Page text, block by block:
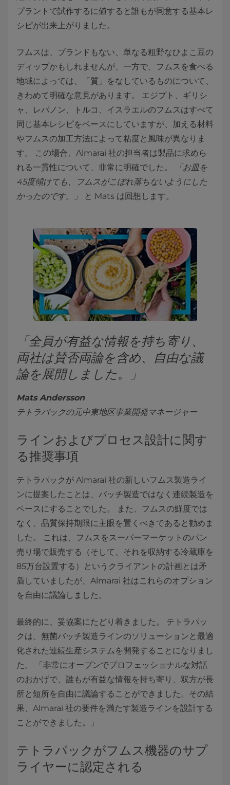
プラントで試作するに値すると誰もが同意する基本レ
シピが出来上がりました。
フムスは、ブランドもない、単なる粗野なひよこ豆の
ディップかもしれませんが、一方で、フムスを食べる
地域によっては、「質」をなしているものについて、
きわめて明確な意見があります。 エジプト、ギリシ
ャ、レバノン、トルコ、イスラエルのフムスはすべて
同じ基本レシピをベースにしていますが、加える材料
やフムスの加工方法によって粘度と風味が異なりま
す。 この場合、Almarai 社の担当者は製品に求めら
れる一貫性について、非常に明確でした。
「お皿を
45度傾けても、フムスがこぼれ落ちないようにした
かったのです。」
と Mats は回想します。
「全員が有益な情報を持ち寄り、
両社は賛否両論を含め、自由な議
論を展開しました。」
Mats Andersson
テトラパックの元中東地区事業開発マネージャー
ラインおよびプロセス設計に関す
る推奨事項
テトラパックが Almarai 社の新しいフムス製造ライ
ンに提案したことは、バッチ製造ではなく連続製造を
ベースにすることでした。 また、フムスの鮮度では
なく、品質保持期限に主眼を置くべきであると勧めま
した。 これは、フムスをスーパーマーケットのパン
売り場で販売する（そして、それを収納する冷蔵庫を
85万台設置する）というクライアントの計画とは矛
盾していましたが、Almarai 社はこれらのオプション
を自由に議論しました。
最終的に、妥協案にたどり着きました。 テトラパッ
クは、無菌バッチ製造ラインのソリューションと最適
化された連続生産システムを開発することになりまし
た。 「非常にオープンでプロフェッショナルな対話
のおかげで、誰もが有益な情報を持ち寄り、双方が長
所と短所を自由に議論することができました。その結
果、Almarai 社の要件を満たす製造ラインを設計する
ことができました。」
テトラパックがフムス機器のサプ
ライヤーに認定される